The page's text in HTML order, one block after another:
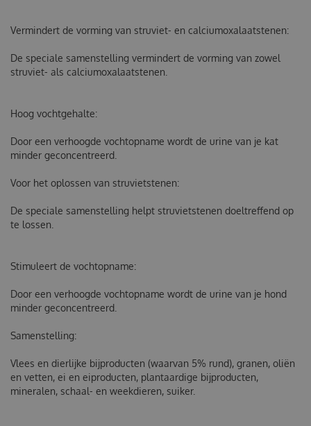
Vermindert de vorming van struviet- en calciumoxalaatstenen:
De speciale samenstelling vermindert de vorming van zowel
struviet- als calciumoxalaatstenen.
Hoog vochtgehalte:
Door een verhoogde vochtopname wordt de urine van je kat
minder geconcentreerd.
Voor het oplossen van struvietstenen:
De speciale samenstelling helpt struvietstenen doeltreffend op
te lossen.
Stimuleert de vochtopname:
Door een verhoogde vochtopname wordt de urine van je hond
minder geconcentreerd.
Samenstelling:
Vlees en dierlijke bijproducten (waarvan 5% rund), granen, oliën
en vetten, ei en eiproducten, plantaardige bijproducten,
mineralen, schaal- en weekdieren, suiker.